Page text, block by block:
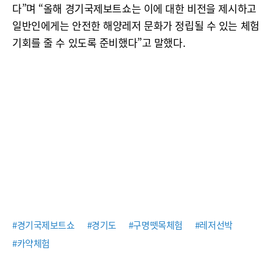
다”며 “올해 경기국제보트쇼는 이에 대한 비전을 제시하고
일반인에게는 안전한 해양레저 문화가 정립될 수 있는 체험
기회를 줄 수 있도록 준비했다”고 말했다.
#경기국제보트쇼 #경기도 #구명뗏목체험
#레저선박
#카약체험